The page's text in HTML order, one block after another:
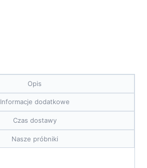
Opis
Informacje dodatkowe
Czas dostawy
Nasze próbniki